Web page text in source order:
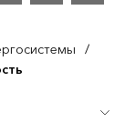
/